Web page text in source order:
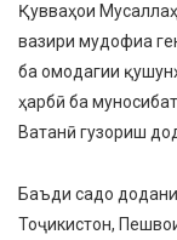
Қувваҳои
вазири мудофиа
ба омодагии
ҳарбӣ ба
Ватанӣ гузориш
Баъди садо
Тоҷикистон,